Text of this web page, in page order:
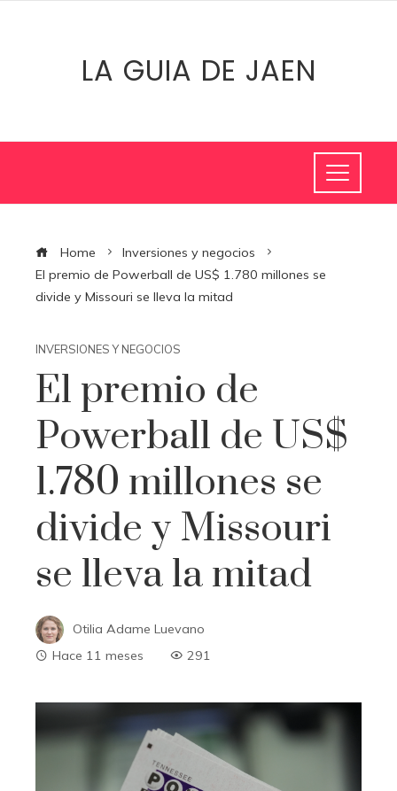
LA GUIA DE JAEN
Home
Inversiones y negocios
El premio de Powerball de US$ 1.780 millones se
divide y Missouri se lleva la mitad
INVERSIONES Y NEGOCIOS
El premio de
Powerball de US$
1.780 millones se
divide y Missouri
se lleva la mitad
Otilia Adame Luevano
Hace 11 meses
291